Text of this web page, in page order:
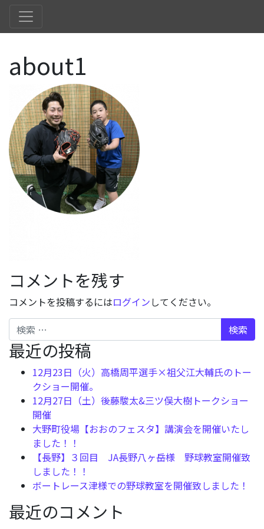
about1
コメントを残す
コメントを投稿するにはログインしてください。
検索
最近の投稿
12月23日（火）高橋周平選手×祖父江大輔氏のトー
クショー開催。
12月27日（土）後藤駿太&三ツ俣大樹トークショー
開催
大野町役場【おおのフェスタ】講演会を開催いたし
ました！！
【長野】３回目 JA長野八ヶ岳様 野球教室開催致
しました！！
ボートレース津様での野球教室を開催致しました！
最近のコメント